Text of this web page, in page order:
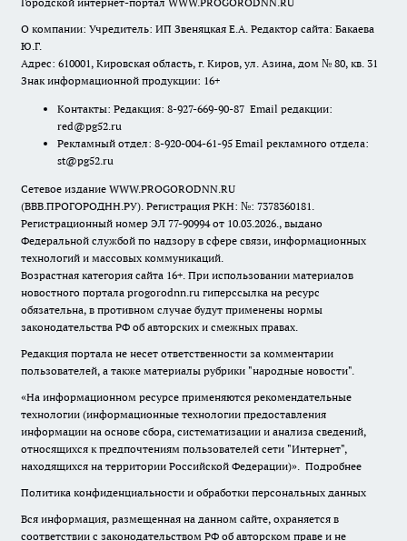
О компании: Учредитель: ИП Звеняцкая Е.А. Редактор сайта: Бакаева
Ю.Г.
Адрес: 610001, Кировская область, г. Киров, ул. Азина, дом № 80, кв. 31
Знак информационной продукции: 16+
Контакты: Редакция: 8-927-669-90-87 Email редакции:
red@pg52.ru
Рекламный отдел: 8-920-004-61-95 Email рекламного отдела:
st@pg52.ru
Сетевое издание WWW.PROGORODNN.RU
(ВВВ.ПРОГОРОДНН.РУ). Регистрация РКН: №: 7378360181.
Регистрационный номер ЭЛ 77-90994 от 10.03.2026., выдано
Федеральной службой по надзору в сфере связи, информационных
технологий и массовых коммуникаций.
Возрастная категория сайта 16+. При использовании материалов
новостного портала progorodnn.ru гиперссылка на ресурс
обязательна, в противном случае будут применены нормы
законодательства РФ об авторских и смежных правах.
Редакция портала не несет ответственности за комментарии
пользователей, а также материалы рубрики "народные новости".
«На информационном ресурсе применяются рекомендательные
технологии (информационные технологии предоставления
информации на основе сбора, систематизации и анализа сведений,
относящихся к предпочтениям пользователей сети "Интернет",
находящихся на территории Российской Федерации)». Подробнее
Политика конфиденциальности и обработки персональных данных
Вся информация, размещенная на данном сайте, охраняется в
соответствии с законодательством РФ об авторском праве и не